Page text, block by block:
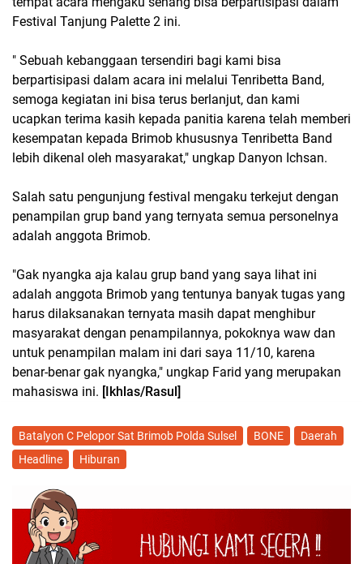
Festival Tanjung Palette 2 ini.
" Sebuah kebanggaan tersendiri bagi kami bisa
berpartisipasi dalam acara ini melalui Tenribetta Band,
semoga kegiatan ini bisa terus berlanjut, dan kami
ucapkan terima kasih kepada panitia karena telah memberi
kesempatan kepada Brimob khususnya Tenribetta Band
lebih dikenal oleh masyarakat," ungkap Danyon Ichsan.
Salah satu pengunjung festival mengaku terkejut dengan
penampilan grup band yang ternyata semua personelnya
adalah anggota Brimob.
"Gak nyangka aja kalau grup band yang saya lihat ini
adalah anggota Brimob yang tentunya banyak tugas yang
harus dilaksanakan ternyata masih dapat menghibur
masyarakat dengan penampilannya, pokoknya waw dan
untuk penampilan malam ini dari saya 11/10, karena
benar-benar gak nyangka," ungkap Farid yang merupakan
mahasiswa ini. [Ikhlas/Rasul]
Batalyon C Pelopor Sat Brimob Polda Sulsel BONE
Daerah
Headline
Hiburan